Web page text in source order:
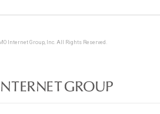
Internet Group, Inc. All Rights Reserved.